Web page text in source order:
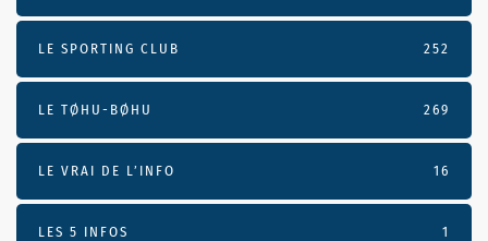
LE SPORTING CLUB 252
LE TØHU-BØHU 269
LE VRAI DE L’INFO 16
LES 5 INFOS 1